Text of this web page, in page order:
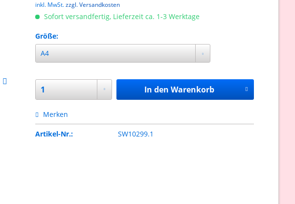
inkl. MwSt.zzgl. Versandkosten
Sofort versandfertig, Lieferzeit ca. 1-3 Werktage
Größe:
In den Warenkorb
Merken
Artikel-Nr.: SW10299.1